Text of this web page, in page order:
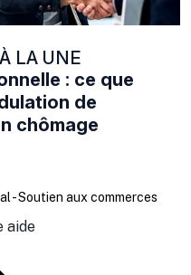
LA UNE
: ce que
de
chômage
- Soutien aux commerces
aide